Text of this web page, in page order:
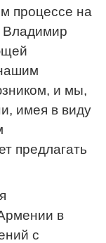
процессе на
Владимир
и мы,
имея в виду
предлагать
в
с